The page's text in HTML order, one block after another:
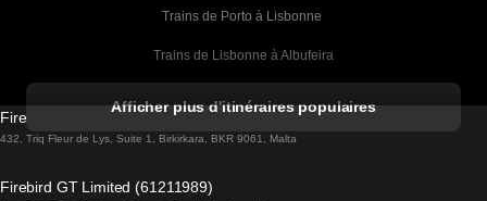
Trains de Porto à Lisbonne
Trains de Lisbonne à Albufeira
Trains de Lisbonne à Lagos
Afficher plus d'itinéraires populaires
Firebird GT Limited (OC 1451)
432, Triq Fleur de Lys, Suite 1, Birkirkara, BKR 9061, Malta
Firebird GT Limited (61211989)